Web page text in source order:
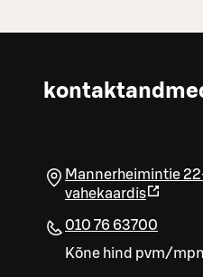
Mannerheimintie
vahekaardis
010 76 63700
Kõne hind pvm/